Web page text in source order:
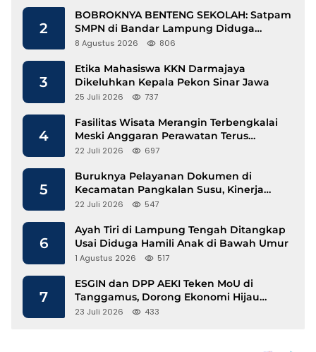
2
BOBROKNYA BENTENG SEKOLAH: Satpam
SMPN di Bandar Lampung Diduga
Lecehkan Siswi
8 Agustus 2026 806
3
Etika Mahasiswa KKN Darmajaya
Dikeluhkan Kepala Pekon Sinar Jawa
25 Juli 2026 737
4
Fasilitas Wisata Merangin Terbengkalai
Meski Anggaran Perawatan Terus
Mengalir
22 Juli 2026 697
5
Buruknya Pelayanan Dokumen di
Kecamatan Pangkalan Susu, Kinerja
Disdukcapil Langkat Disorot
22 Juli 2026 547
6
Ayah Tiri di Lampung Tengah Ditangkap
Usai Diduga Hamili Anak di Bawah Umur
1 Agustus 2026 517
7
ESGIN dan DPP AEKI Teken MoU di
Tanggamus, Dorong Ekonomi Hijau
Berbasis Kopi dan Perdagangan Karbon
23 Juli 2026 433